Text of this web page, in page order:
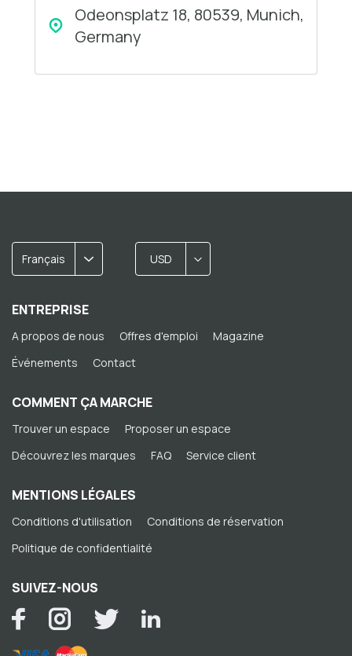
Odeonsplatz 18, 80539, Munich,
Germany
Français USD
ENTREPRISE
A propos de nous Offres d'emploi
Magazine
Événements
Contact
COMMENT ÇA MARCHE
Trouver un espace
Proposer un espace
Découvrez les marques
FAQ Service client
MENTIONS LÉGALES
Conditions d'utilisation
Conditions de réservation
Politique de confidentialité
SUIVEZ-NOUS